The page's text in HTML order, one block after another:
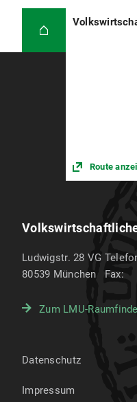
Route
Ludwigstr. 28 VG
80539 München
Fax:
Zum LMU-
Datenschutz
Impressum